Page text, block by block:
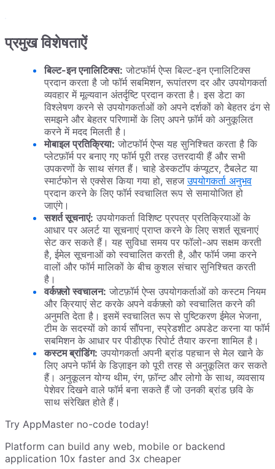
प्रमुख विशेषताऐं
बिल्ट-इन एनालिटिक्स: जोटफॉर्म ऐप्स बिल्ट-इन एनालिटिक्स
प्रदान करता है जो फॉर्म सबमिशन, रूपांतरण दर और उपयोगकर्ता
व्यवहार में मूल्यवान अंतर्दृष्टि प्रदान करता है। इस डेटा का
विश्लेषण करने से उपयोगकर्ताओं को अपने दर्शकों को बेहतर ढंग से
समझने और बेहतर परिणामों के लिए अपने फ़ॉर्म को अनुकूलित
करने में मदद मिलती है।
मोबाइल प्रतिक्रिया: जोटफॉर्म ऐप्स यह सुनिश्चित करता है कि
प्लेटफ़ॉर्म पर बनाए गए फॉर्म पूरी तरह उत्तरदायी हैं और सभी
उपकरणों के साथ संगत हैं। चाहे डेस्कटॉप कंप्यूटर, टैबलेट या
स्मार्टफोन से एक्सेस किया गया हो, सहजउपयोगकर्ता अनुभव
प्रदान करने के लिए फॉर्म स्वचालित रूप से समायोजित हो
जाएंगे।
सशर्त सूचनाएं: उपयोगकर्ता विशिष्ट प्रपत्र प्रतिक्रियाओं के
आधार पर अलर्ट या सूचनाएं प्राप्त करने के लिए सशर्त सूचनाएं
सेट कर सकते हैं। यह सुविधा समय पर फॉलो-अप सक्षम करती
है, ईमेल सूचनाओं को स्वचालित करती है, और फॉर्म जमा करने
वालों और फॉर्म मालिकों के बीच कुशल संचार सुनिश्चित करती
है।
वर्कफ़्लो स्वचालन: जोटफ़ॉर्म ऐप्स उपयोगकर्ताओं को कस्टम नियम
और क्रियाएं सेट करके अपने वर्कफ़्लो को स्वचालित करने की
अनुमति देता है। इसमें स्वचालित रूप से पुष्टिकरण ईमेल भेजना,
टीम के सदस्यों को कार्य सौंपना, स्प्रेडशीट अपडेट करना या फॉर्म
सबमिशन के आधार पर पीडीएफ रिपोर्ट तैयार करना शामिल है।
कस्टम ब्रांडिंग: उपयोगकर्ता अपनी ब्रांड पहचान से मेल खाने के
लिए अपने फॉर्म के डिज़ाइन को पूरी तरह से अनुकूलित कर सकते
हैं। अनुकूलन योग्य थीम, रंग, फ़ॉन्ट और लोगो के साथ, व्यवसाय
पेशेवर दिखने वाले फॉर्म बना सकते हैं जो उनकी ब्रांड छवि के
साथ संरेखित होते हैं।
Try AppMaster no-code today!
Platform can build any web, mobile or backend
application 10x faster and 3x cheaper